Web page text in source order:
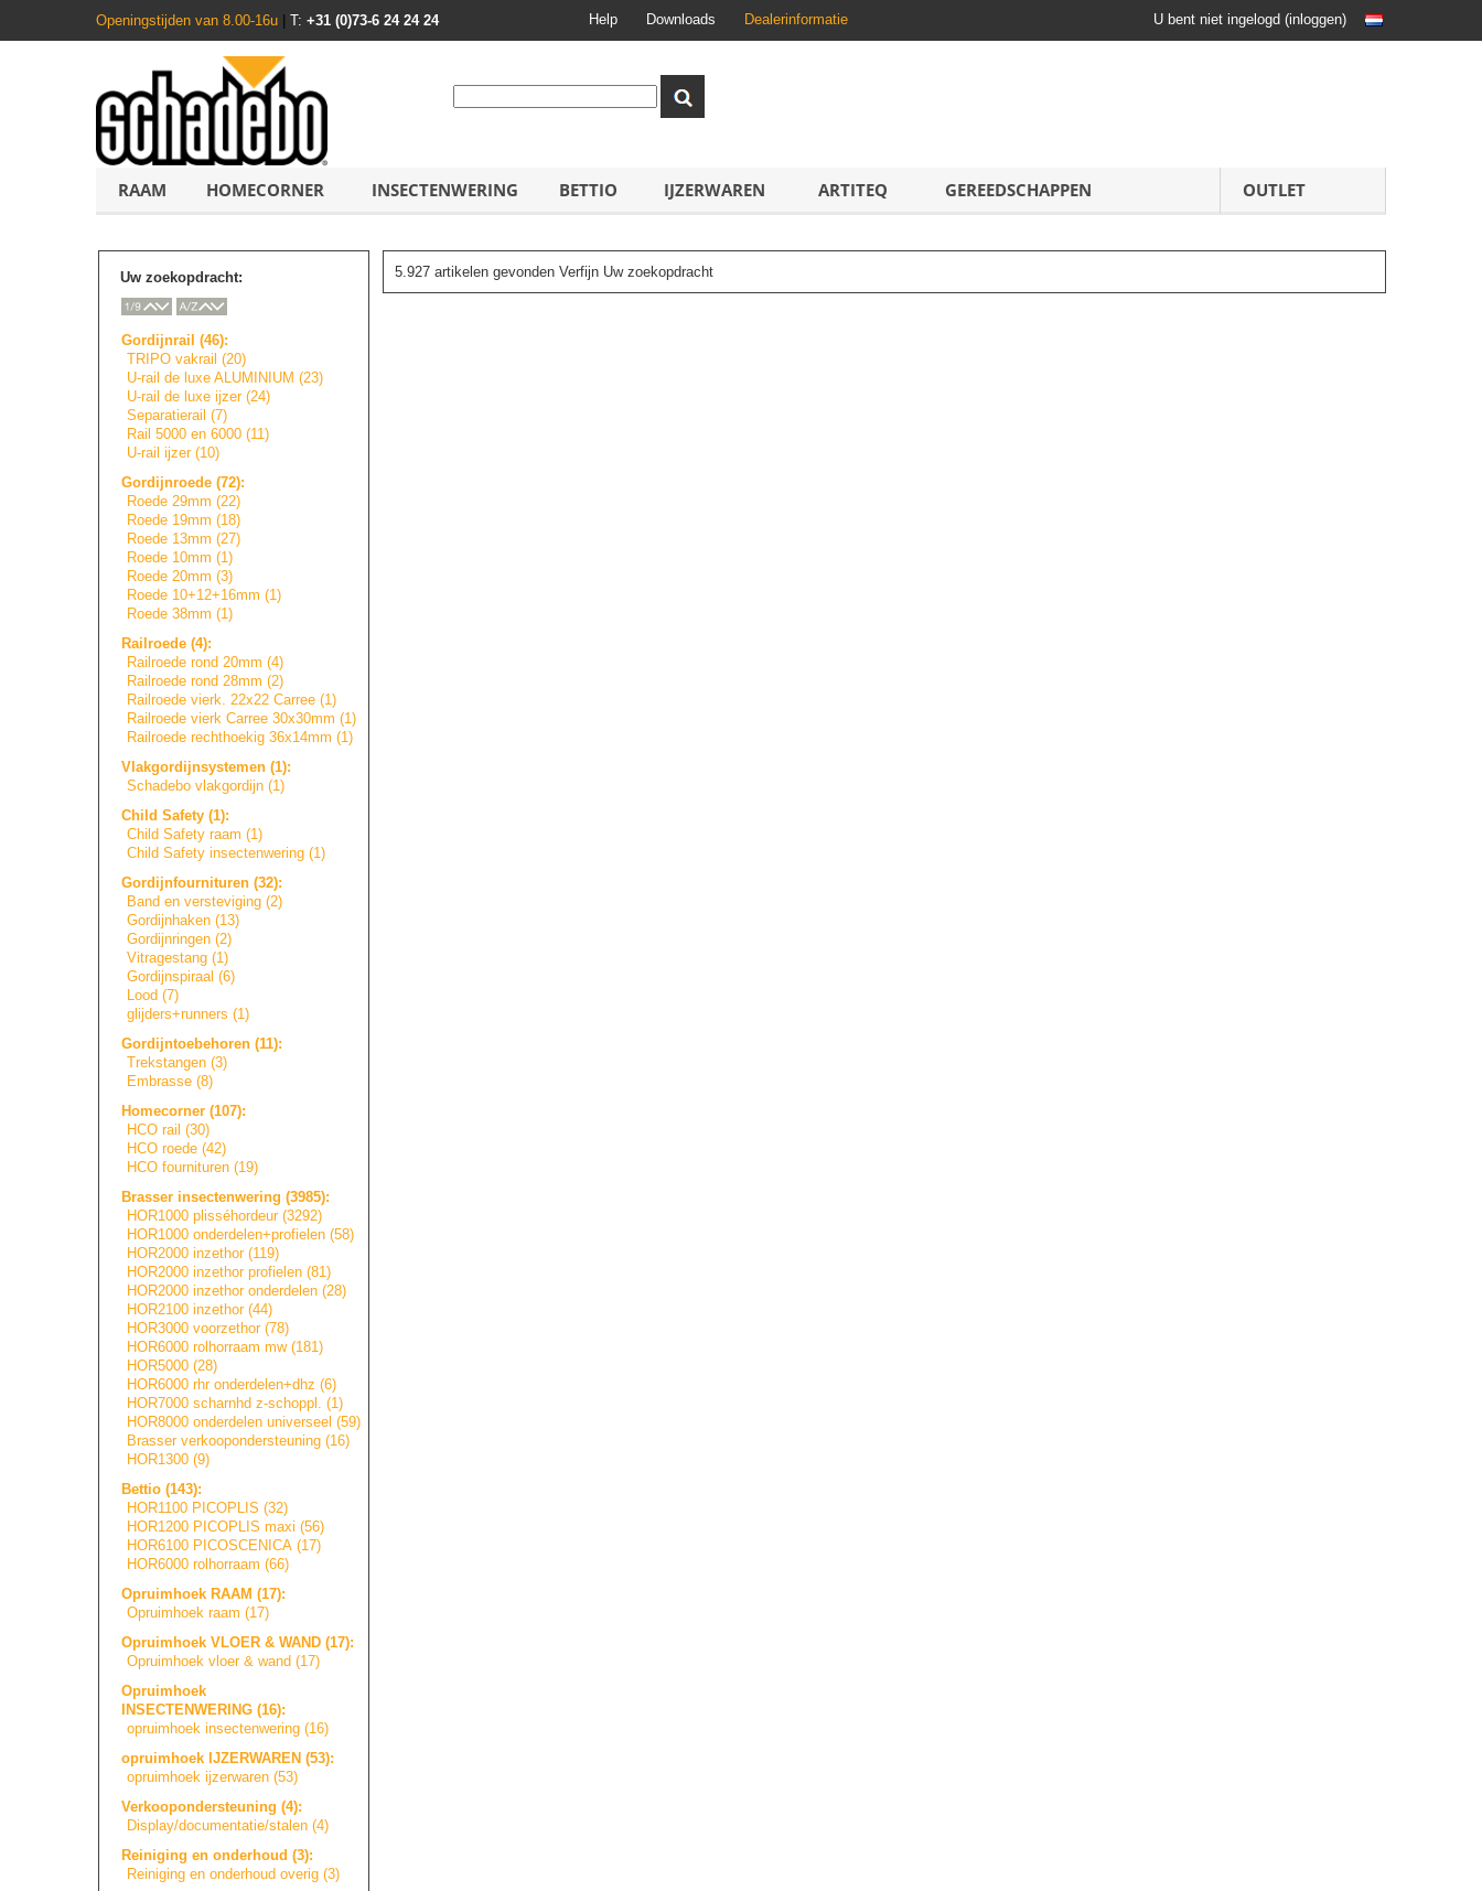
Openingstijden van 8.00-16u T: +31 (0)73-6 24 24 24 Help Downloads Dealerinformatie U bent niet ingelogd (inloggen)
RAAM HOMECORNER INSECTENWERING BETTIO IJZERWAREN ARTITEQ GEREEDSCHAPPEN OUTLET
Uw zoekopdracht:
Gordijnrail (46):
TRIPO vakrail (20)
U-rail de luxe ALUMINIUM (23)
U-rail de luxe ijzer (24)
Separatierail (7)
Rail 5000 en 6000 (11)
U-rail ijzer (10)
Gordijnroede (72):
Roede 29mm (22)
Roede 19mm (18)
Roede 13mm (27)
Roede 10mm (1)
Roede 20mm (3)
Roede 10+12+16mm (1)
Roede 38mm (1)
Railroede (4):
Railroede rond 20mm (4)
Railroede rond 28mm (2)
Railroede vierk. 22x22 Carree (1)
Railroede vierk Carree 30x30mm (1)
Railroede rechthoekig 36x14mm (1)
Vlakgordijnsystemen (1):
Schadebo vlakgordijn (1)
Child Safety (1):
Child Safety raam (1)
Child Safety insectenwering (1)
Gordijnfournituren (32):
Band en versteviging (2)
Gordijnhaken (13)
Gordijnringen (2)
Vitragestang (1)
Gordijnspiraal (6)
Lood (7)
glijders+runners (1)
Gordijntoebehoren (11):
Trekstangen (3)
Embrasse (8)
Homecorner (107):
HCO rail (30)
HCO roede (42)
HCO fournituren (19)
Brasser insectenwering (3985):
HOR1000 plisséhordeur (3292)
HOR1000 onderdelen+profie en (58)
HOR2000 inzethor (119)
HOR2000 inzethor profielen (81)
HOR2000 inzethor onderdelen (28)
HOR2100 inzethor (44)
HOR3000 voorzethor (78)
HOR6000 rolhorraam mw (181)
HOR5000 (28)
HOR6000 rhr onderdelen+dhz (6)
HOR7000 scharnhd z-schoppl. (1)
HOR8000 onderdelen universeel (59)
Brasser verkoopondersteuning (16)
HOR1300 (9)
Bettio (143):
HOR1100 PICOPLIS (32)
HOR1200 PICOPLIS maxi (56)
HOR6100 PICOSCENICA (17)
HOR6000 rolhorraam (66)
Opruimhoek RAAM (17):
Opruimhoek raam (17)
Opruimhoek VLOER & WAND (17):
Opruimhoek vloer & wand (17)
Opruimhoek
INSECTENWERING (16):
opruimhoek insectenwering (16)
opruimhoek IJZERWAREN (53):
opruimhoek ijzerwaren (53)
Verkoopondersteuning (4):
Display/documentatie/stalen (4)
Reiniging en onderhoud (3):
Reiniging en onderhoud overig (3)
5.927 artikelen gevonden Verfijn Uw zoekopdracht